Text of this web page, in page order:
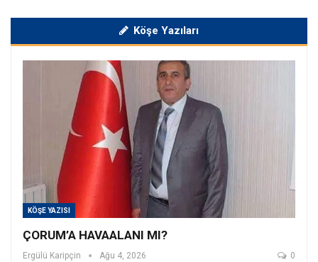
Köşe Yazıları
KÖŞE YAZISI
ÇORUM’A HAVAALANI MI?
Ergülü Karipçin Ağu 4, 2026 0